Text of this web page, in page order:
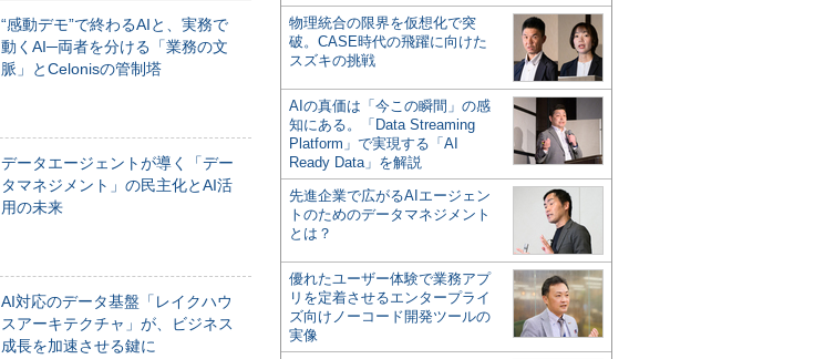
“感動デモ”で終わるAIと、実務で
動くAI─両者を分ける「業務の文
脈」とCelonisの管制塔
データエージェントが導く「デー
タマネジメント」の民主化とAI活
用の未来
AI対応のデータ基盤「レイクハウ
スアーキテクチャ」が、ビジネス
成長を加速させる鍵に
物理統合の限界を仮想化で突
破。CASE時代の飛躍に向けた
スズキの挑戦
AIの真価は「今この瞬間」の感
知にある。「Data Streaming
Platform」で実現する「AI
Ready Data」を解説
先進企業で広がるAIエージェン
トのためのデータマネジメント
とは？
優れたユーザー体験で業務アプ
リを定着させるエンタープライ
ズ向けノーコード開発ツールの
実像